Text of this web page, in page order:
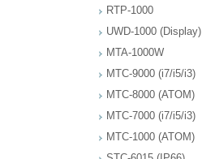
RTP-1000
UWD-1000 (Display)
MTA-1000W
MTC-9000 (i7/i5/i3)
MTC-8000 (ATOM)
MTC-7000 (i7/i5/i3)
MTC-1000 (ATOM)